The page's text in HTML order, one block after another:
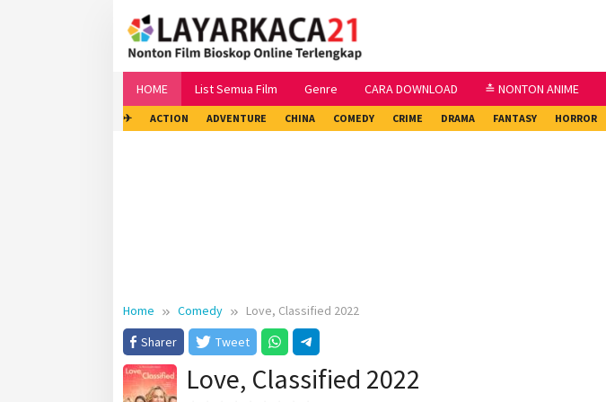
HOME List Semua Film Genre CARA DOWNLOAD ≛ NONTON ANIME
✈ ACTION ADVENTURE CHINA COMEDY CRIME DRAMA FANTASY HORROR
Home Comedy
Love, Classified 2022
Sharer
Tweet
Love, Classified 2022